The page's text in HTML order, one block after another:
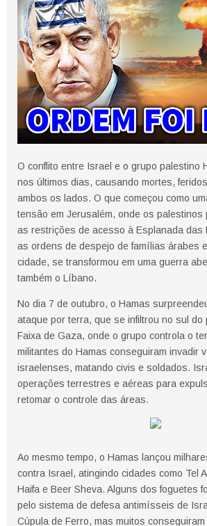
O conflito entre Israel e o grupo palestino
nos últimos dias, causando mortes,
ambos os lados. O que começou como
tensão em Jerusalém, onde os palestinos
as restrições de acesso à Esplanada das
as ordens de despejo de famílias árabes
cidade, se transformou em uma guerra
também o Líbano.
No dia 7 de outubro, o Hamas
ataque por terra, que se infiltrou no sul
Faixa de Gaza, onde o grupo controla o
militantes do Hamas conseguiram invadir
israelenses, matando civis e soldados.
operações terrestres e aéreas para
retomar o controle das áreas.
Ao mesmo tempo, o Hamas lançou
contra Israel, atingindo cidades como Tel
Haifa e Beer Sheva. Alguns dos foguetes
pelo sistema de defesa antimísseis de
Cúpula de Ferro, mas muitos